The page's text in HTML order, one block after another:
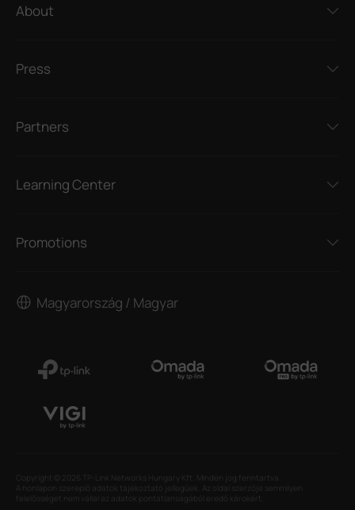
About
Press
Partners
Learning Center
Promotions
Magyarország / Magyar
Copyright © 2026 TP-Link Networks Hungary Kft. Minden jog fenntartva.
A honlapon szereplő adatok tájékoztató jellegűek. Az oldal szerzője semmilyen
felelősséget nem vállal az adatok pontatlanságából eredő károkért.